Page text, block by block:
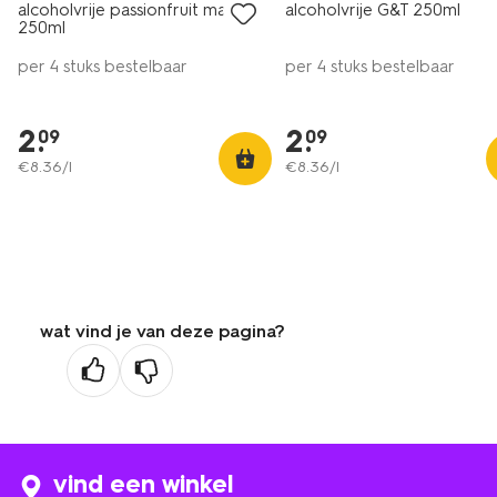
alcoholvrije passionfruit martini
250ml
per 4 stuks bestelbaar
2.
09
€8.36/l
alcoholvrije G&T 250ml
per 4 stuks bestelbaar
2.
09
€8.36/l
wat vind je van deze pagina?
vind een winkel